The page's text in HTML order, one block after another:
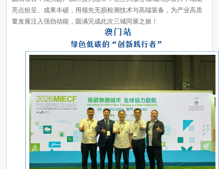
量发展注入强劲动能，圆满完成此次三城同展之旅！